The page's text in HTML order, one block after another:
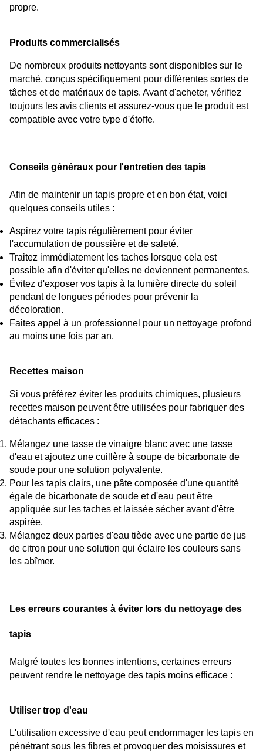
propre.
Produits commercialisés
De nombreux produits nettoyants sont disponibles sur le
marché, conçus spécifiquement pour différentes sortes de
tâches et de matériaux de tapis. Avant d'acheter, vérifiez
toujours les avis clients et assurez-vous que le produit est
compatible avec votre type d'étoffe.
Conseils généraux pour l'entretien des tapis
Afin de maintenir un tapis propre et en bon état, voici
quelques conseils utiles :
Aspirez votre tapis régulièrement pour éviter
l'accumulation de poussière et de saleté.
Traitez immédiatement les taches lorsque cela est
possible afin d'éviter qu'elles ne deviennent permanentes.
Évitez d'exposer vos tapis à la lumière directe du soleil
pendant de longues périodes pour prévenir la
décoloration.
Faites appel à un professionnel pour un nettoyage profond
au moins une fois par an.
Recettes maison
Si vous préférez éviter les produits chimiques, plusieurs
recettes maison peuvent être utilisées pour fabriquer des
détachants efficaces :
Mélangez une tasse de vinaigre blanc avec une tasse
d'eau et ajoutez une cuillère à soupe de bicarbonate de
soude pour une solution polyvalente.
Pour les tapis clairs, une pâte composée d'une quantité
égale de bicarbonate de soude et d'eau peut être
appliquée sur les taches et laissée sécher avant d'être
aspirée.
Mélangez deux parties d'eau tiède avec une partie de jus
de citron pour une solution qui éclaire les couleurs sans
les abîmer.
Les erreurs courantes à éviter lors du nettoyage des
tapis
Malgré toutes les bonnes intentions, certaines erreurs
peuvent rendre le nettoyage des tapis moins efficace :
Utiliser trop d'eau
L'utilisation excessive d'eau peut endommager les tapis en
pénétrant sous les fibres et provoquer des moisissures et